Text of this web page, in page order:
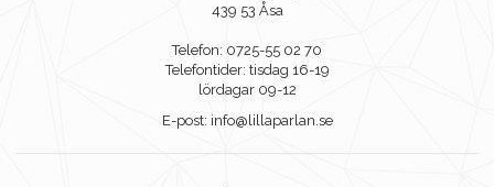
439 53 Åsa
Telefon: 0725-55 02 70
Telefontider: tisdag 16-19
lördagar 09-12
E-post: info@lillaparlan.se